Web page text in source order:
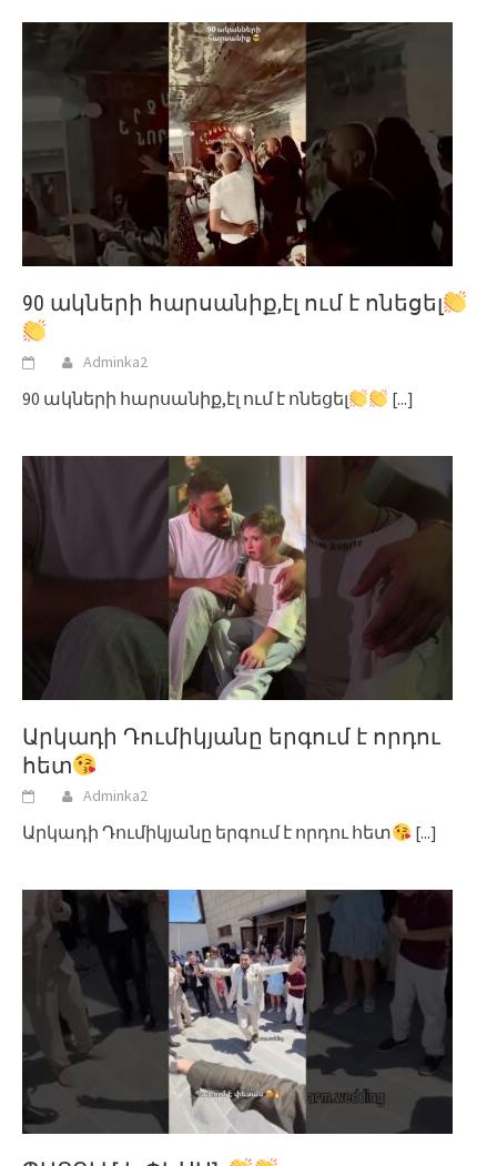
90 ակների հարսանիք,էլ ում է ոնեցել
Adminka2
90 ակների հարսանիք,էլ ում է ոնեցել [...]
Արկադի Դումիկյանը երգում է որդու
հետ
Adminka2
Արկադի Դումիկյանը երգում է որդու հետ [...]